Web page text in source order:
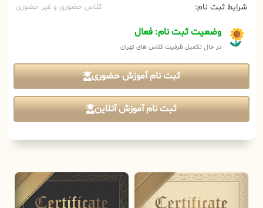
شرایط ثبت نام: کلاس حضوری و غیر حضوری
وضعیت ثبت نام: فعال
در حال تکمیل ظرفیت کلاس های تهران
ثبت نام آموزش حضوری
ثبت نام آموزش آنلاین